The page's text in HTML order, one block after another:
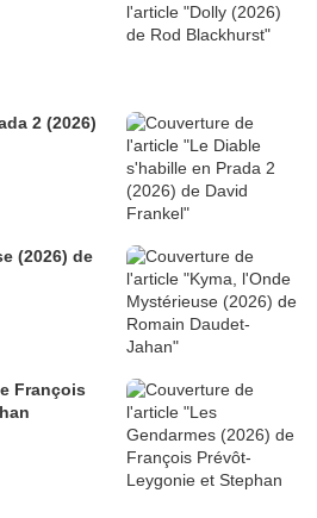
2 (2026)
(2026) de
François